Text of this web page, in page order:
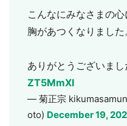
こんなにみなさまの心
胸があつくなりました
ありがとうございまし
ZT5MmXI
— 菊正宗
oto) December 19,